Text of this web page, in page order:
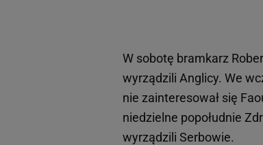
W sobotę bramkarz
wyrządzili Anglicy. We
nie zainteresował się
niedzielne popołudnie
wyrządzili Serbowie.